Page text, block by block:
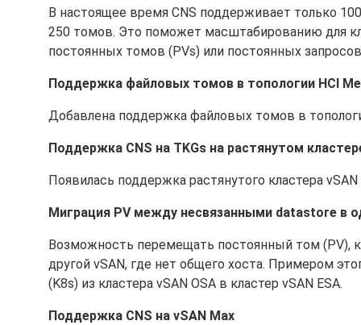
В настоящее время CNS поддерживает только
250 томов. Это поможет масштабированию для
постоянных томов (PVs) или постоянных
Поддержка файловых томов в топологии HCI
Добавлена поддержка файловых томов в
Поддержка CNS на TKGs на растянутом
Появилась поддержка растянутого кластера
Миграция PV между несвязанными datastore в
Возможность перемещать постоянный том (PV),
другой vSAN, где нет общего хоста. Примером
(K8s) из кластера vSAN OSA в кластер vSAN ESA.
Поддержка CNS на vSAN Max